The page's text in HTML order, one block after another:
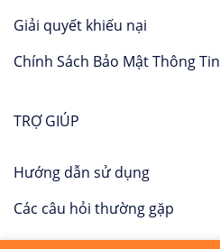
Giải quyết khiếu nại
Chính Sách Bảo Mật Thông Tin
TRỢ GIÚP
Hướng dẫn sử dụng
Các câu hỏi thường gặp